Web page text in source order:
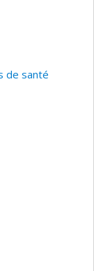
de santé